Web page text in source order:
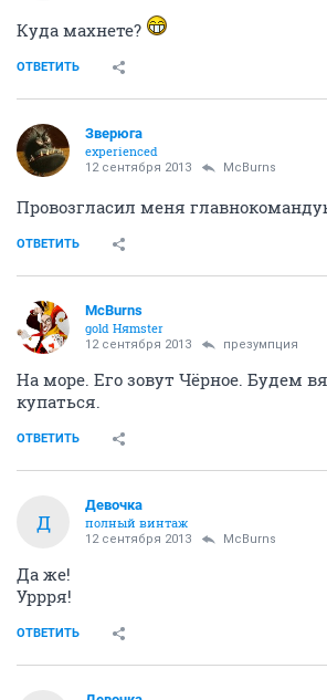
Куда махнете?
ОТВЕТИТЬ
Зверюга
experienced
12 сентября 2013 McBurns
Провозгласил меня
ОТВЕТИТЬ
McBurns
gold Няmster
12 сентября 2013 презумпция
На море. Его зовут Чёрное. Будем
купаться.
ОТВЕТИТЬ
Д
Девочка
полный винтаж
12 сентября 2013 McBurns
Да же!
Уррря!
ОТВЕТИТЬ